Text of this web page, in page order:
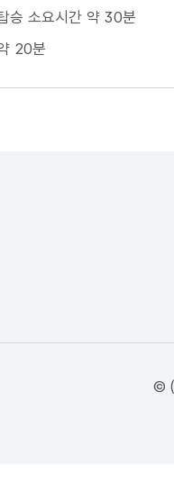
승 소요시간 약 30분
20분
© (